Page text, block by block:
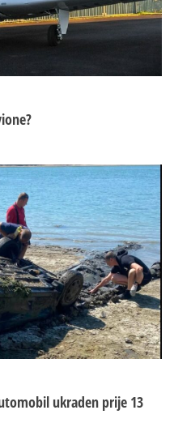
ukraden prije 13